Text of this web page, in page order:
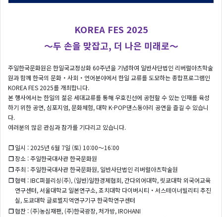
KOREA FES 2025
～두 손을 맞잡고, 더 나은 미래로～
주일한국문화원은 한일국교정상화 60주년을 기념하여 일반사단법인 리버럴아츠학술
원과 함께 한국의 문화・사회・언어분야에서 한일 교류를 도모하는 종합프로그램인
KOREA FES 2025를 개최합니다.
본 행사에서는 한일의 젊은 세대교류를 통해 우호친선에 공헌할 수 있는 인재를 육성
하기 위한 공연, 심포지엄, 문화체험, 대학 K-POP댄스동아리 공연을 즐길 수 있습니
다.
여러분의 많은 관심과 참가를 기다리고 있습니다.
❐일시 : 2025년 6월 7일 (토) 10:00～16:00
❐장소 : 주일한국대사관 한국문화원
❐주최 : 주일한국대사관 한국문화원, 일반사단법인 리버럴아츠학술원
❐협력 : IBC퍼블리싱(주), (일반)일한경제협회, 간다외어대학, 릿쿄대학 외국어교육
연구센터, 서울대학교 일본연구소, 죠치대학 다이버시티・서스테이너빌리티 추진
실, 도쿄대학 글로벌지역연구기구 한국학연구센터
❐협찬 : (주)농심재팬, (주)한국광장, 처가방, IROHANI